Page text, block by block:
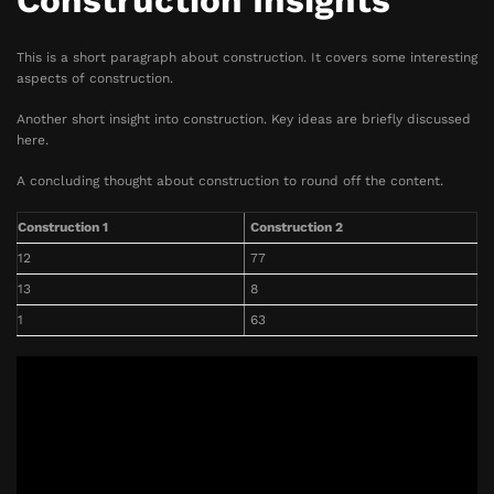
This is a short paragraph about construction. It covers some interesting
aspects of construction.
Another short insight into construction. Key ideas are briefly discussed
here.
A concluding thought about construction to round off the content.
Construction 1
Construction 2
12
77
13
8
1
63